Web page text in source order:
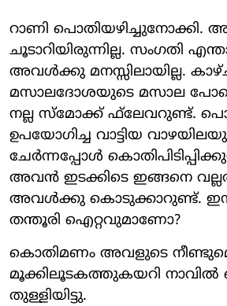
റാണി പൊതിയഴിച്ചുനോക്കി.
ചൂടാറിയിരുന്നില്ല. സംഗതി
അവള്‍ക്കു മനസ്സിലായില്ല.
മസാലദോശയുടെ മസാല
നല്ല സ്‌മോക്ക് ഫ്‌ലേവറുണ്ട്.
ഉപയോഗിച്ച വാട്ടിയ
ചേര്‍ന്നപ്പോള്‍
അവന്‍ ഇടക്കിടെ ഇങ്ങനെ
അവള്‍ക്കു കൊടുക്കാറുണ്ട്.
തന്തൂരി ഐറ്റവുമാണോ?
കൊതിമണം അവളുടെ
മൂക്കിലൂടകത്തുകയറി നാവില്‍
തുള്ളിയിട്ടു.